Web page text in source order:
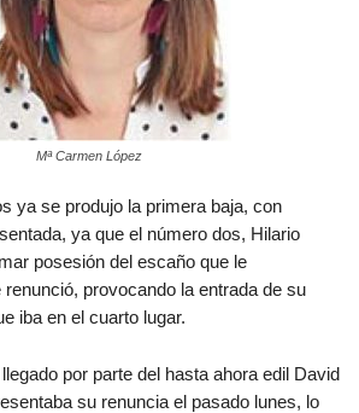
Mª Carmen López
ya se produjo la primera baja, con
ya que el número dos, Hilario
posesión del escaño que le
provocando la entrada de su
iba en el cuarto lugar.
por parte del hasta ahora edil David
su renuncia el pasado lunes, lo